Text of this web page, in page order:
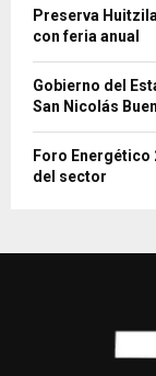
Preserva
con feria anual
Gobierno del
San Nicolás
Foro
del sector